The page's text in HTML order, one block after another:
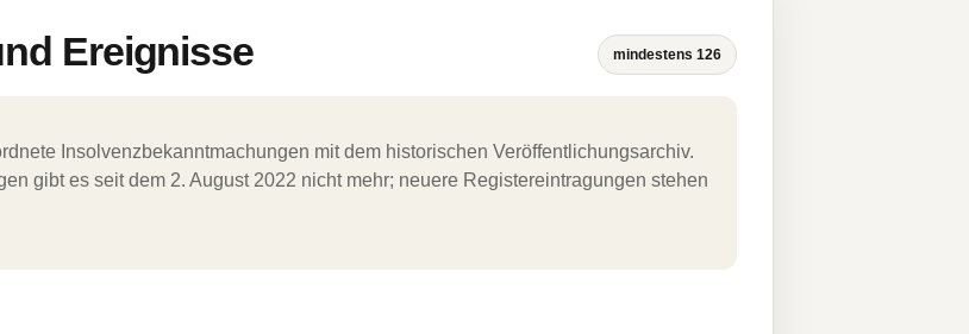
Ereignisse mindestens 126
Insolvenzbekanntmachungen mit dem historischen Veröffentlichungsarchiv.
gibt es seit dem 2. August 2022 nicht mehr; neuere Registereintragungen stehen